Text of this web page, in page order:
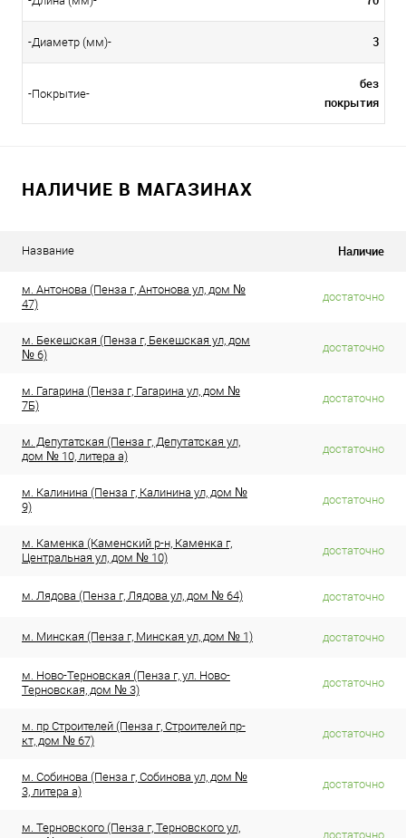
-Диаметр (мм)- 3
-Покрытие-
без
покрытия
НАЛИЧИЕ В МАГАЗИНАХ
Название Наличие
м. Антонова (Пенза г, Антонова ул, дом №
47)
достаточно
м. Бекешская (Пенза г, Бекешская ул, дом
№ 6)
достаточно
м. Гагарина (Пенза г, Гагарина ул, дом №
7Б)
достаточно
м. Депутатская (Пенза г, Депутатская ул,
дом № 10, литера а)
достаточно
м. Калинина (Пенза г, Калинина ул, дом №
9)
достаточно
м. Каменка (Каменский р-н, Каменка г,
Центральная ул, дом № 10)
достаточно
м. Лядова (Пенза г, Лядова ул, дом № 64) достаточно
м. Минская (Пенза г, Минская ул, дом № 1) достаточно
м. Ново-Терновская (Пенза г, ул. Ново-
Терновская, дом № 3)
достаточно
м. пр Строителей (Пенза г, Строителей пр-
кт, дом № 67)
достаточно
м. Собинова (Пенза г, Собинова ул, дом №
3, литера а)
достаточно
м. Терновского (Пенза г, Терновского ул,
достаточно